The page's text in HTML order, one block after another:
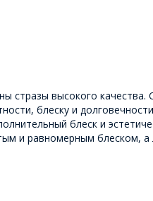
стразы высокого качества.
блеску и
блеск и
и равномерным блеском,